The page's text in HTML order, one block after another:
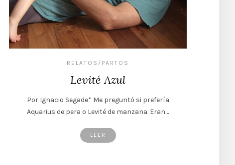
RELATOS/PARTOS
Levité Azul
Por Ignacio Segade* Me preguntó si prefería
Aquarius de pera o Levité de manzana. Eran…
LEER